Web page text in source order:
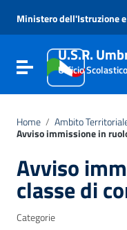
Vai al menu di
Vai al footer
Ministero dell'Istruzione
Attiva / disattiva la
U.S.R.
Ufficio
Home / Ambito
Avviso immissione in
Avviso
classe di
Categorie